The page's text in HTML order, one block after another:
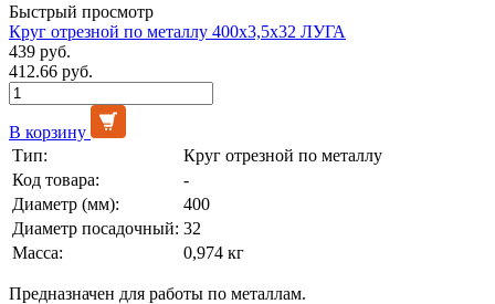
Быстрый просмотр
Круг отрезной по металлу 400х3,5х32 ЛУГА
439 руб.
412.66 руб.
В корзину
Тип:
Круг отрезной по металлу
Код товара:
-
Диаметр (мм):
400
Диаметр посадочный: 32
Масса:
0,974 кг
Предназначен для работы по металлам.